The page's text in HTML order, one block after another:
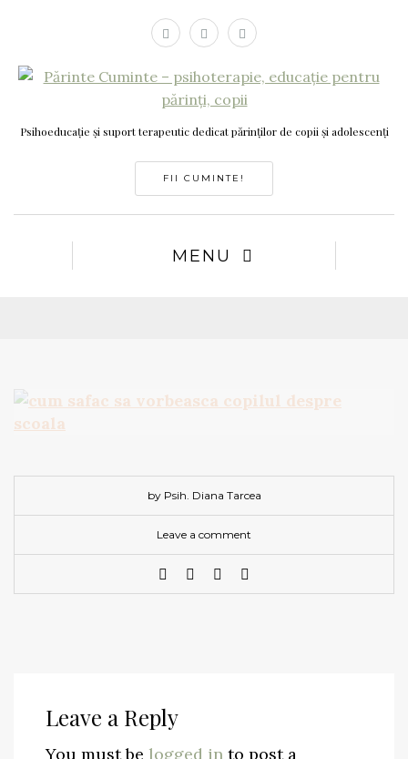
Psihoeducație și suport terapeutic dedicat părinților de copii și adolescenți
FII CUMINTE!
MENU
by Psih. Diana Tarcea
Leave a comment
Leave a Reply
You must be logged in to post a